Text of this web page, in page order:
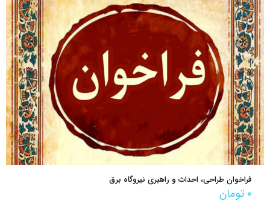
فراخوان طراحی، احداث و راهبری نیروگاه برق
۰ تومان